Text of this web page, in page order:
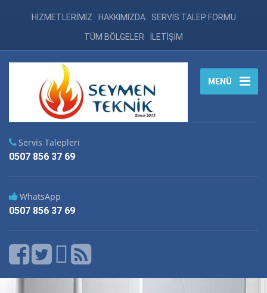
HİZMETLERİMİZ HAKKIMIZDA SERVİS TALEP FORMU
TÜM BÖLGELER İLETİŞİM
MENÜ
Servis Talepleri
0507 856 37 69
WhatsApp
0507 856 37 69